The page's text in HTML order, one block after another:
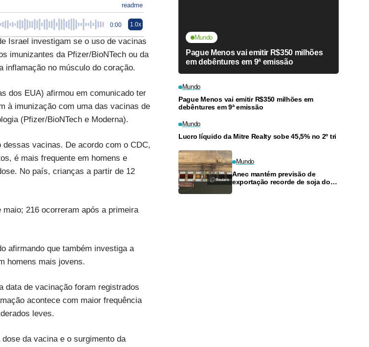
readme
0:00 1.0x
Israel investigam se o uso de vacinas
imunizantes da Pfizer/BioNTech ou da
inflamação no músculo do coração.
dos EUA) afirmou em comunicado ter
à imunização com uma das vacinas de
(Pfizer/BioNTech e Moderna).
vacinas. De acordo com o CDC,
é mais frequente em homens e
No país, crianças a partir de 12
216 ocorreram após a primeira
afirmando que também investiga a
homens mais jovens.
data de vacinação foram registrados
acontece com maior frequência
leves.
da vacina e o surgimento da
Mundo
Pague Menos vai emitir R$350 milhões
em debêntures em 9ª emissão
Mundo
Pague Menos vai emitir R$350 milhões em
debêntures em 9ª emissão
Mundo
Lucro líquido da Mitre Realty sobe 45,5% no 2º tri
Mundo
Anec mantém previsão de
exportação recorde de soja do